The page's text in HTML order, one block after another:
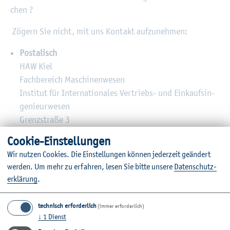
chen ?
Zö­gern Sie nicht, mit uns Kon­takt auf­zu­neh­men:
Pos­ta­lisch
HAW Kiel
Fach­be­reich Ma­schi­nen­we­sen
In­sti­tut für In­ter­na­tio­na­les Ver­triebs- und Ein­kaufs­in­
ge­nieur­we­sen
Grenz­stra­ße 3
E-Mail
info.​ive@​haw-​kiel.​de
Coo­kie-Ein­stel­lun­gen
Wir nut­zen Coo­kies. Die Ein­stel­lun­gen kön­nen je­der­zeit ge­än­dert
wer­den. Um mehr zu er­fah­ren, lesen Sie bitte un­se­re Da­ten­schut­z­
er­klä­rung.
technisch erforderlich (immer erforderlich)
↓ 1 Dienst